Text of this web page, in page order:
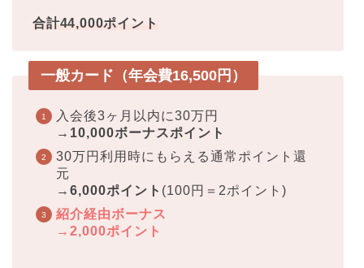
合計44,000ポイント
一般カード（年会費16,500円）
入会後3ヶ月以内に30万円
→ 10,000ボーナスポイント
30万円利用時にもらえる通常ポイント還
元
→ 6,000ポイント (100円＝2ポイント)
紹介経由ボーナス
→2,000ポイント